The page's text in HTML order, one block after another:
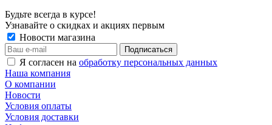
Будьте всегда в курсе!
Узнавайте о скидках и акциях первым
Новости магазина
Я согласен на обработку персональных данных
Наша компания
О компании
Новости
Условия оплаты
Условия доставки